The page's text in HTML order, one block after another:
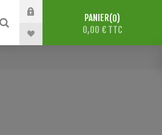
PANIER 0
0,00 € TTC